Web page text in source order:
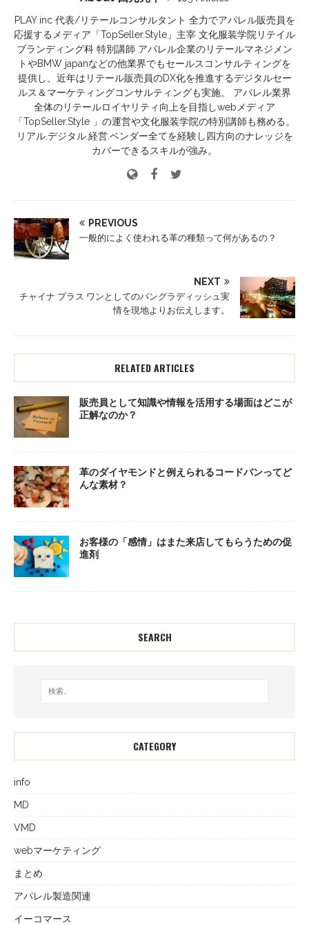
PLAY inc 代表/リテールコンサルタント 全力でアパレル販売員を
応援するメディア「TopSeller.Style」主宰 文化服装学院リテイル
ブランディング科 特別講師 アパレル企業のリテールマネジメン
トやBMW japanなどの他業界でもセールスコンサルティングを
提供し、近年はリテール販売員のDX化を推進するデジタルセー
ルス＆マーケティングコンサルティングも実施。 アパレル業界
全体のリテールロイヤリティ向上を目指しwebメディア
「TopSeller.Style 」の運営や文化服装学院の特別講師も務める。
リアル.デジタル.経営.ベンダー全てを経験し四方向のナレッジを
カバーできるスキルが強み。
PREVIOUS
一般的によく使われる革の種類って何があるの？
NEXT
チャイナ プラス ワンとしてのバングラディッシュ実
情を現地よりお伝えします。
RELATED ARTICLES
販売員として知識や情報を活用する場面はどこが
正解なのか？
革のダイヤモンドと例えられるコードバンってど
んな素材？
お客様の「感情」はまた来店してもらうための促
進剤
SEARCH
CATEGORY
info
MD
VMD
webマーケティング
まとめ
アパレル製造関連
イーコマース